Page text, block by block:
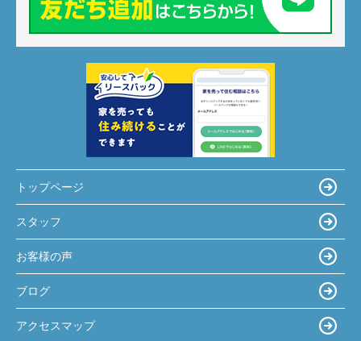
トップページ
スタッフ
お客様の声
ブログ
アクセスマップ